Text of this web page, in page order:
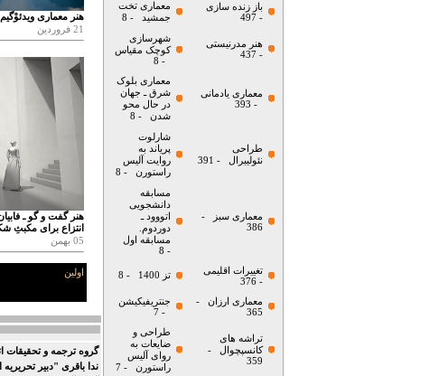
باز زنده سازی
- 497
معماری تخت
جمشید
- 8
هنر مدرنیستی
- 437
شهرسازی
کوچک مقیاس
- 8
معماری یادمانی
- 393
معماری بلوک
شرق ـ جهان
در حال محو
شدن - 8
طراحی
نئولیبرال
- 391
شارلوت
پریاند به
روایت آلیس
راستورن
- 8
معماری سبز
-
386
مسابقه
دانشجویی
اتووود ـ
دوردوم.
مسابقه اول
- 8
تغییرات اقلیمی
- 376
تز 1400 - 8
معماری ارزان -
365
جنتریفیکیشن
- 7
تراشه های
کانسپچوال
-
359
طراحی و
ضایعات به
روای آلیس
راستورن - 7
هنر معماری
21 فروردین
هنر گفت و گو ـ
انتزاع برای مکبثِ
05 بهمن
اولین
گروه ترجمه و تحقيقات
ندا باقری "دبیر تحریریه